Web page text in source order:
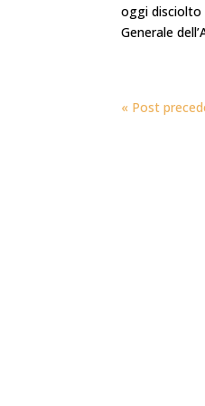
oggi disciolto
Generale
« Post